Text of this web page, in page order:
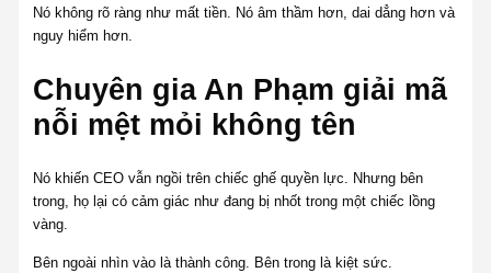
Nó không rõ ràng như mất tiền. Nó âm thầm hơn, dai dẳng hơn và
nguy hiểm hơn.
Chuyên gia An Phạm giải mã
nỗi mệt mỏi không tên
Nó khiến CEO vẫn ngồi trên chiếc ghế quyền lực. Nhưng bên
trong, họ lại có cảm giác như đang bị nhốt trong một chiếc lồng
vàng.
Bên ngoài nhìn vào là thành công. Bên trong là kiệt sức.